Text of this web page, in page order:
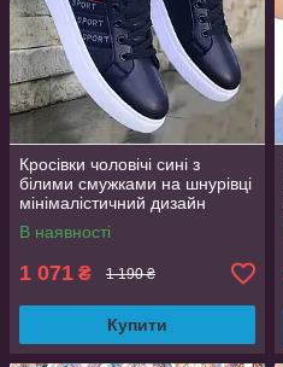
Кросівки чоловічі сині з
білими смужками на шнурівці
мінімалістичний дизайн
розмір 44 (EU 43.5, стелька
27.5 см)
В наявності
1 071 ₴ 1 190 ₴
Купити